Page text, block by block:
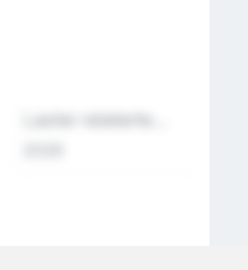
Laster relaterte...